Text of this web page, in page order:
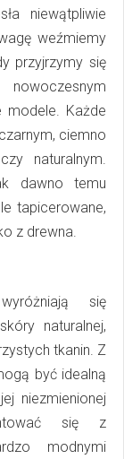
niewątpliwie
weźmiemy
przyjrzymy się
modele. Każde
ciemno
naturalnym.
dawno temu
tapicerowane,
z drewna.
się
naturalnej,
tkanin. Z
być idealną
niezmienionej
się z
modnymi